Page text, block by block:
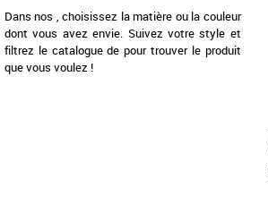
Dans nos , choisissez la matière ou la couleur
dont vous avez envie. Suivez votre style et
filtrez le catalogue de pour trouver le produit
que vous voulez !